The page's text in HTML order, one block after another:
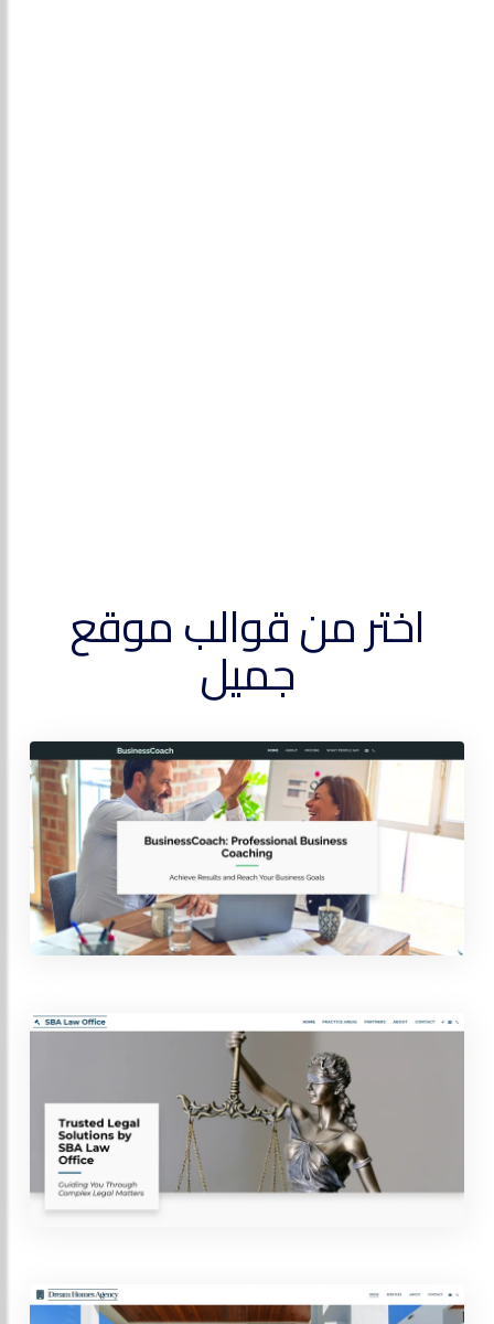
اختر من قوالب موقع
جميل